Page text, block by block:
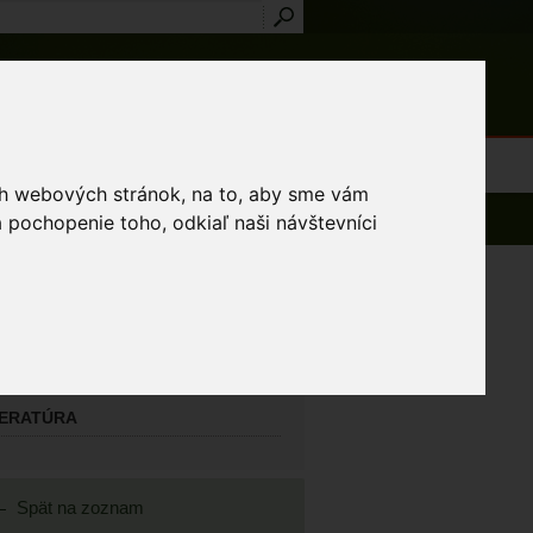
webových stránok, na to, aby sme vám
toho, odkiaľ naši návštevníci
Spät na zoznam